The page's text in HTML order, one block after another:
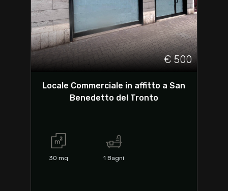
€ 500
Locale Commerciale in affitto a San
Benedetto del Tronto
30 mq 1 Bagni